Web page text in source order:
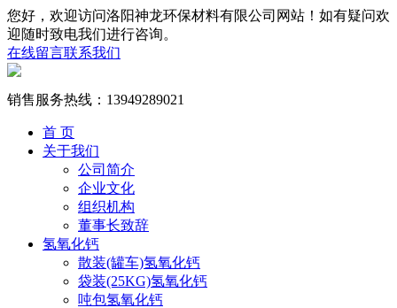
您好，欢迎访问洛阳神龙环保材料有限公司网站！如有疑问欢
迎随时致电我们进行咨询。
在线留言联系我们
销售服务热线： 13949289021
首 页
关于我们
公司简介
企业文化
组织机构
董事长致辞
氢氧化钙
散装(罐车)氢氧化钙
袋装(25KG)氢氧化钙
吨包氢氧化钙